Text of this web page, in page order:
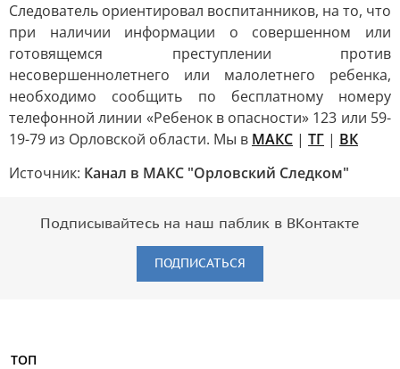
Следователь ориентировал воспитанников, на то, что
при наличии информации о совершенном или
готовящемся преступлении против
несовершеннолетнего или малолетнего ребенка,
необходимо сообщить по бесплатному номеру
телефонной линии «Ребенок в опасности» 123 или 59-
19-79 из Орловской области. Мы в МАКС | ТГ | ВК
Источник: Канал в МАКС "Орловский Следком"
Подписывайтесь на наш паблик в ВКонтакте
ПОДПИСАТЬСЯ
ТОП